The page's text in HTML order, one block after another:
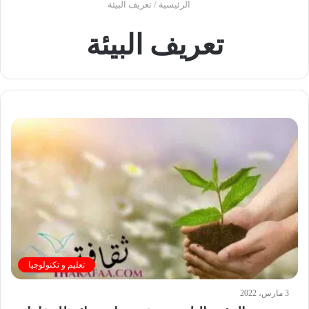
الرئيسية / تعريف البيئة
تعريف البيئة
تعليم و تكنولوجيا
3 مارس، 2022